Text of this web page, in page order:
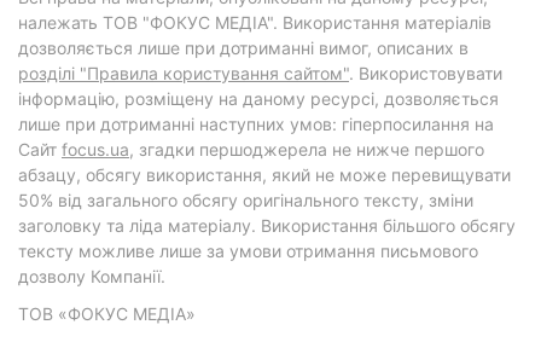
належать ТОВ "ФОКУС МЕДІА". Використання матеріалів
дозволяється лише при дотриманні вимог, описаних в
розділі "Правила користування сайтом". Використовувати
інформацію, розміщену на даному ресурсі, дозволяється
лише при дотриманні наступних умов: гіперпосилання на
Cайт focus.ua, згадки першоджерела не нижче першого
абзацу, обсягу використання, який не може перевищувати
50% від загального обсягу оригінального тексту, зміни
заголовку та ліда матеріалу. Використання більшого обсягу
тексту можливе лише за умови отримання письмового
дозволу Компанії.
ТОВ «ФОКУС МЕДІА»